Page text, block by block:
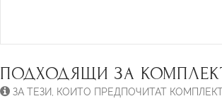
ПОДХОДЯЩИ ЗА
ЗА ТЕЗИ, КОИТО ПРЕДПОЧИТАТ